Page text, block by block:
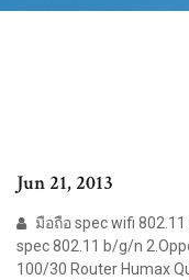
Jun 21, 2013
มือถือ spec wifi
spec 802.11 b/g/n
100/30 Router Humax